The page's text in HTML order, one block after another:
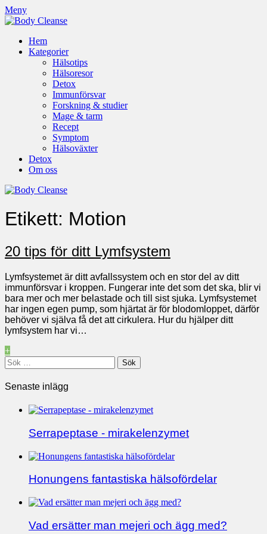
Meny
Hem
Kategorier
Hälsotips
Hälsoresor
Detox
Immunförsvar
Forskning & studier
Mage & tarm
Recept
Symptom
Hälsoväxter
Detox
Om oss
Etikett: Motion
20 tips för ditt Lymfsystem
Lymfsystemet är ditt avfallssystem och en stor del av ditt
immunförsvar i kroppen. Fungerar inte det som det ska, blir vi
bara mer och mer belastade och till sist sjuka. Lymfsystemet
har ingen egen pump, som hjärtat är för blodomloppet, därför
behöver vi själva få det att cirkulera. Hur du hjälper ditt
lymfsystem har vi…
+
Sök
efter:
Senaste inlägg
Serrapeptase - mirakelenzymet
Honungens fantastiska hälsofördelar
Vad ersätter man mejeri och ägg med?